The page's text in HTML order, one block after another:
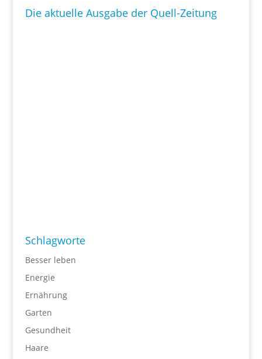
Die aktuelle Ausgabe der Quell-Zeitung
Schlagworte
Besser leben
Energie
Ernährung
Garten
Gesundheit
Haare